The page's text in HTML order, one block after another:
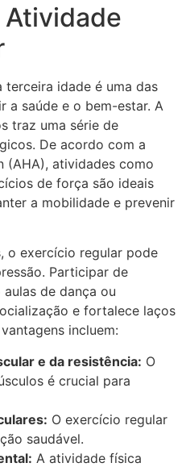
idade é uma das
a saúde e o bem-estar. A
traz uma série de
De acordo com a
(AHA), atividades como
de força são ideais
a mobilidade e prevenir
o exercício regular pode
Participar de
de dança ou
e fortalece laços
incluem:
e da resistência: O
é crucial para
O exercício regular
saudável.
A atividade física